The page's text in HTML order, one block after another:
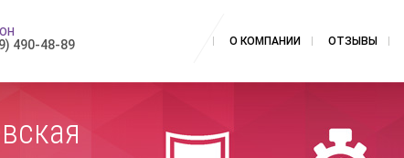
490-48-89 О КОМПАНИИ ОТЗЫВЫ